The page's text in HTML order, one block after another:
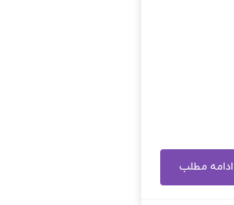
ادامه مطلب